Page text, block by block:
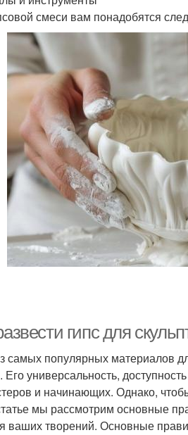
смеси вам понадобятся
гипс для
самых популярных материалов
универсальность,
и начинающих. Однако,
мы рассмотрим основные
ваших творений. Основные